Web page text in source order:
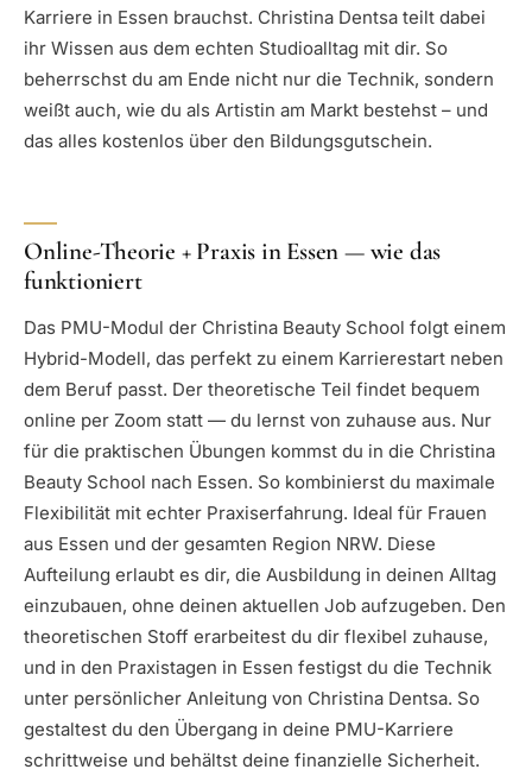
Karriere in Essen brauchst. Christina Dentsa teilt dabei
ihr Wissen aus dem echten Studioalltag mit dir. So
beherrschst du am Ende nicht nur die Technik, sondern
weißt auch, wie du als Artistin am Markt bestehst – und
das alles kostenlos über den Bildungsgutschein.
Online-Theorie + Praxis in Essen — wie das
funktioniert
Das PMU-Modul der Christina Beauty School folgt einem
Hybrid-Modell, das perfekt zu einem Karrierestart neben
dem Beruf passt. Der theoretische Teil findet bequem
online per Zoom statt — du lernst von zuhause aus. Nur
für die praktischen Übungen kommst du in die Christina
Beauty School nach Essen. So kombinierst du maximale
Flexibilität mit echter Praxiserfahrung. Ideal für Frauen
aus Essen und der gesamten Region NRW. Diese
Aufteilung erlaubt es dir, die Ausbildung in deinen Alltag
einzubauen, ohne deinen aktuellen Job aufzugeben. Den
theoretischen Stoff erarbeitest du dir flexibel zuhause,
und in den Praxistagen in Essen festigst du die Technik
unter persönlicher Anleitung von Christina Dentsa. So
gestaltest du den Übergang in deine PMU-Karriere
schrittweise und behältst deine finanzielle Sicherheit.